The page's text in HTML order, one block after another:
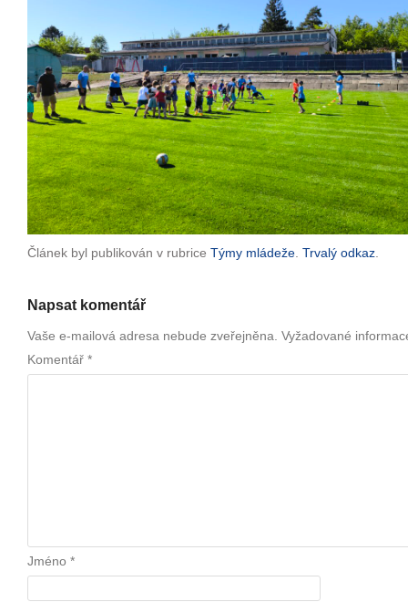
Článek byl publikován v rubrice Týmy mládeže. Trvalý odkaz.
Napsat komentář
Vaše e-mailová adresa nebude zveřejněna. Vyžadované
Komentář *
Jméno *